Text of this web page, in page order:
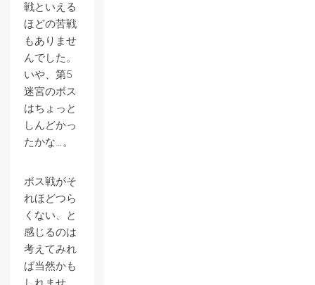
戦といえる
ほどの苦戦
もありませ
んでした。
いや、第5
迷宮のボス
はちょっと
しんどかっ
たかな…。
ボス戦がそ
れほどつら
くない、と
感じるのは
考えてみれ
ば当然かも